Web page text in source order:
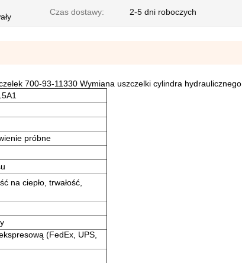
Czas dostawy: 2-5 dni roboczych
700-93-11330 Wymiana uszczelki cylindra hydraulicznego
próbne
na ciepło, trwałość,
(FedEx, UPS,